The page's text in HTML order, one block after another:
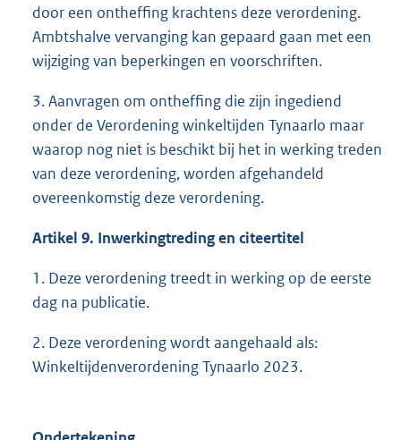
door een ontheffing krachtens deze verordening.
Ambtshalve vervanging kan gepaard gaan met een
wijziging van beperkingen en voorschriften.
3. Aanvragen om ontheffing die zijn ingediend
onder de Verordening winkeltijden Tynaarlo maar
waarop nog niet is beschikt bij het in werking treden
van deze verordening, worden afgehandeld
overeenkomstig deze verordening.
Artikel 9. Inwerkingtreding en citeertitel
1. Deze verordening treedt in werking op de eerste
dag na publicatie.
2. Deze verordening wordt aangehaald als:
Winkeltijdenverordening Tynaarlo 2023.